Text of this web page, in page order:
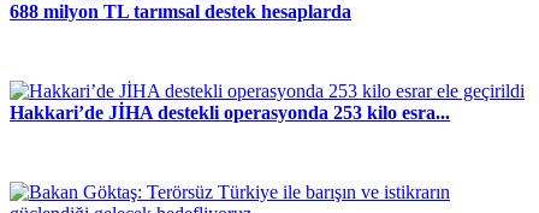
688 milyon TL tarımsal destek hesaplarda
Hakkari’de JİHA destekli operasyonda 253 kilo esra...